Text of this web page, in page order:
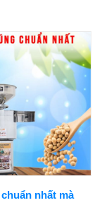
nhất mà